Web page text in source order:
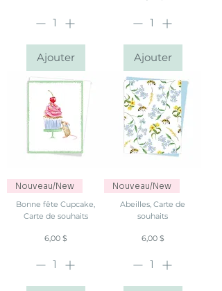
Ajouter Ajouter
Nouveau/New
Bonne fête Cupcake,
Carte de souhaits
Prix
6,00 $
Nouveau/New
Abeilles, Carte de
souhaits
Prix
6,00 $